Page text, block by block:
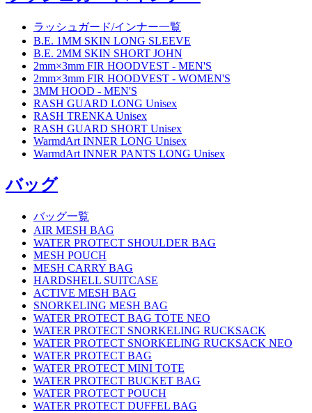
ラッシュガード/インナー一覧
B.E. 1MM SKIN LONG SLEEVE
B.E. 2MM SKIN SHORT JOHN
2mm×3mm FIR HOODVEST - MEN'S
2mm×3mm FIR HOODVEST - WOMEN'S
3MM HOOD - MEN'S
RASH GUARD LONG Unisex
RASH TRENKA Unisex
RASH GUARD SHORT Unisex
WarmdArt INNER LONG Unisex
WarmdArt INNER PANTS LONG Unisex
バッグ
バッグ一覧
AIR MESH BAG
WATER PROTECT SHOULDER BAG
MESH POUCH
MESH CARRY BAG
HARDSHELL SUITCASE
ACTIVE MESH BAG
SNORKELING MESH BAG
WATER PROTECT BAG TOTE NEO
WATER PROTECT SNORKELING RUCKSACK
WATER PROTECT SNORKELING RUCKSACK NEO
WATER PROTECT BAG
WATER PROTECT MINI TOTE
WATER PROTECT BUCKET BAG
WATER PROTECT POUCH
WATER PROTECT DUFFEL BAG